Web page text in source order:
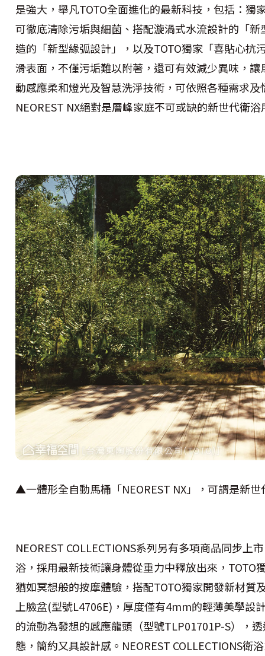
是強大，舉凡TOTO全面進化的最新科技，包括：獨
可徹底清除污垢與細菌、搭配漩渦式水流設計的「
造的「新型緣弧設計」，以及TOTO獨家「喜貼心抗
滑表面，不僅污垢難以附著，還可有效減少異味，
動感應柔和燈光及智慧洗淨技術，可依照各種需求
NEOREST NX絕對是層峰家庭不可或缺的新世代衛浴
▲一體形全自動馬桶「NEOREST NX」，可謂是新
NEOREST COLLECTIONS系列另有多項商品同步上
浴，採用最新技術讓身體從重力中釋放出來，TOTO
猶如冥想般的按摩體驗，搭配TOTO獨家開發新材質
上臉盆(型號L4706E)，厚度僅有4mm的輕薄美學設
的流動為發想的感應龍頭（型號TLP01701P-S），
態，簡約又具設計感。NEOREST COLLECTIONS衛